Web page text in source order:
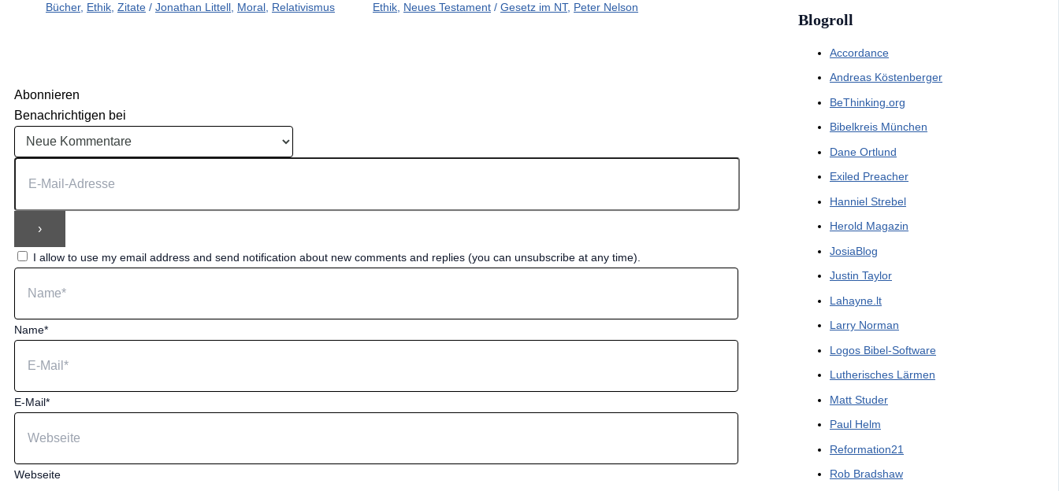
Bücher, Ethik Zitate / Jonathan Littell Moral Relativismus Ethik Neues Testament / Gesetz im NT, Peter Nelson
Abonnieren
Benachrichtigen bei
I allow to use my email address and send notification about new comments and replies (you can unsubscribe at any time).
Name*
E-Mail*
Webseite
Blogroll
Accordance
Andreas Köstenberger
BeThinking.org
Bibelkreis München
Dane Ortlund
Exiled Preacher
Hanniel Strebel
Herold Magazin
JosiaBlog
Justin Taylor
Lahayne.lt
Larry Norman
Logos Bibel-Software
Lutherisches Lärmen
Matt Studer
Paul Helm
Reformation21
Rob Bradshaw